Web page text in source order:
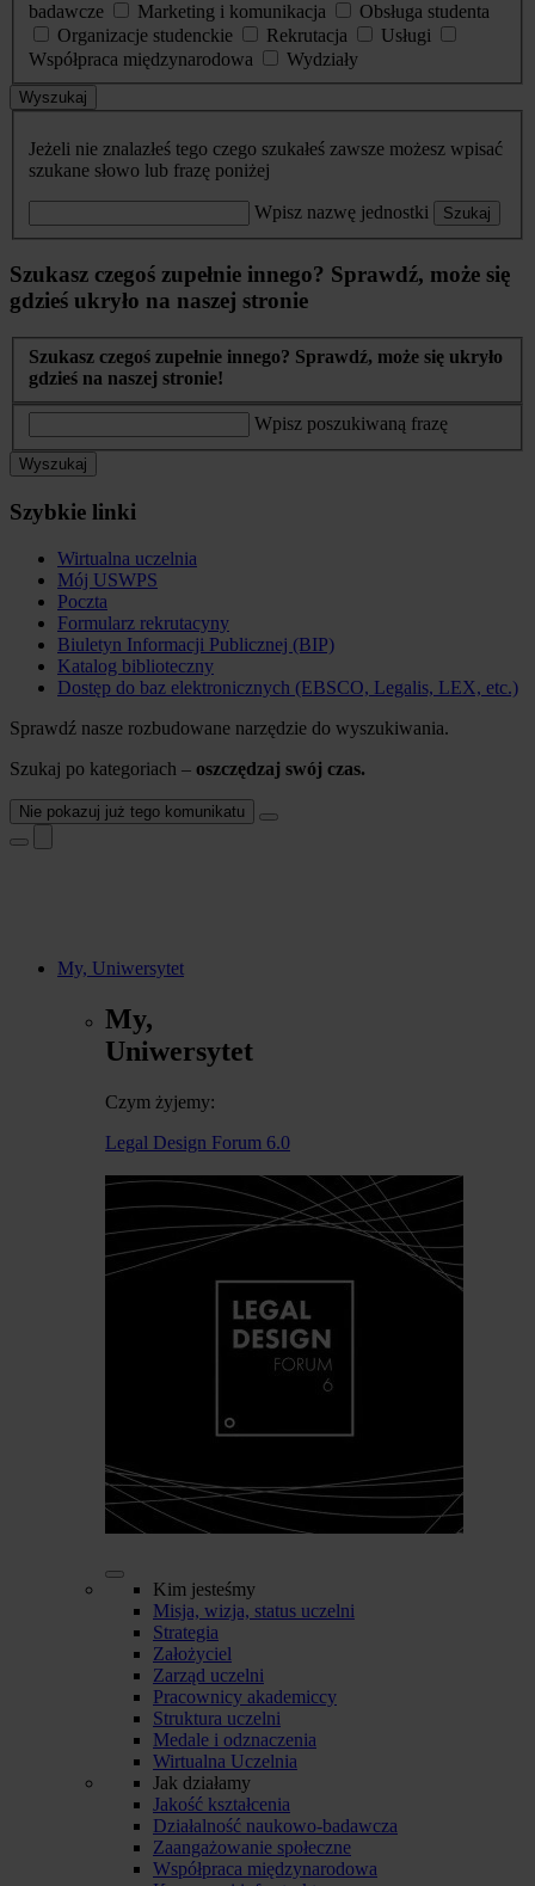
badawcze
Marketing i komunikacja
Obsługa studenta
Organizacje studenckie
Rekrutacja
Usługi
Współpraca międzynarodowa
Wydziały
Wyszukaj
Jeżeli nie znalazłeś tego czego szukałeś zawsze możesz wpisać
szukane słowo lub frazę poniżej
Wpisz nazwę jednostki Szukaj
Szukasz czegoś zupełnie innego? Sprawdź, może się
gdzieś ukryło na naszej stronie
Szukasz czegoś zupełnie innego? Sprawdź, może się ukryło
gdzieś na naszej stronie!
Wpisz poszukiwaną frazę
Wyszukaj
Szybkie linki
Wirtualna uczelnia
Mój USWPS
Poczta
Formularz rekrutacyny
Biuletyn Informacji Publicznej (BIP)
Katalog biblioteczny
Dostęp do baz elektronicznych (EBSCO, Legalis, LEX, etc.)
Sprawdź nasze rozbudowane narzędzie do wyszukiwania.
Szukaj po kategoriach – oszczędzaj swój czas.
Nie pokazuj już tego komunikatu
My, Uniwersytet
My,
Uniwersytet
Czym żyjemy:
Legal Design Forum 6.0
Kim jesteśmy
Misja, wizja, status uczelni
Strategia
Założyciel
Zarząd uczelni
Pracownicy akademiccy
Struktura uczelni
Medale i odznaczenia
Wirtualna Uczelnia
Jak działamy
Jakość kształcenia
Działalność naukowo-badawcza
Zaangażowanie społeczne
Współpraca międzynarodowa